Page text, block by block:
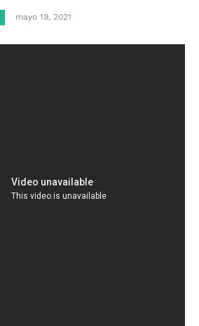
mayo 19, 2021